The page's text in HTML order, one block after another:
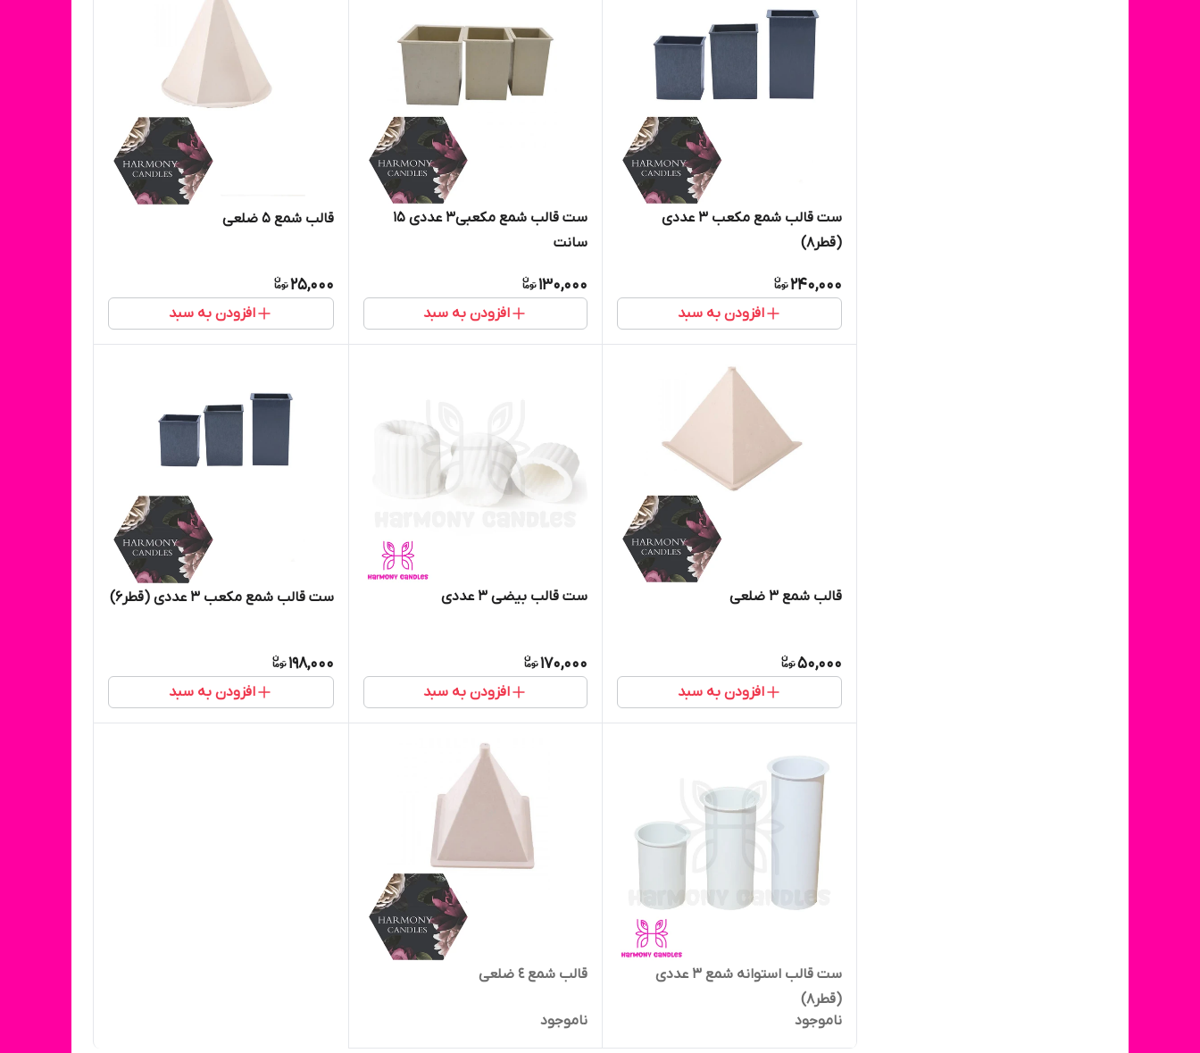
ست قالب شمع مکعب ۳ عددی
(قطر۸)
240,000
افزودن به سبد
ست قالب شمع مکعبی۳ عددی ۱۵
سانت
130,000
افزودن به سبد
قالب شمع ۵ ضلعی
25,000
افزودن به سبد
قالب شمع 3 ضلعی
50,000
افزودن به سبد
ست قالب بیضی ۳ عددی
170,000
افزودن به سبد
ست قالب شمع مکعب ۳ عددی (قطر۶)
198,000
افزودن به سبد
ست قالب استوانه شمع ۳ عددی
(قطر۸)
ناموجود
قالب شمع ٤ ضلعی
ناموجود